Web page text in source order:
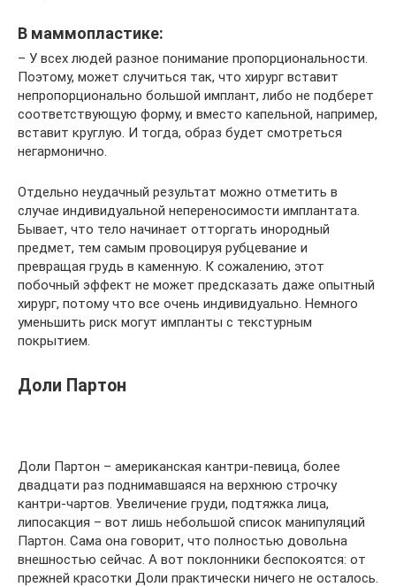
В маммопластике:
– У всех людей разное понимание пропорциональности.
Поэтому, может случиться так, что хирург вставит
непропорционально большой имплант, либо не подберет
соответствующую форму, и вместо капельной, например,
вставит круглую. И тогда, образ будет смотреться
негармонично.
Отдельно неудачный результат можно отметить в
случае индивидуальной непереносимости имплантата.
Бывает, что тело начинает отторгать инородный
предмет, тем самым провоцируя рубцевание и
превращая грудь в каменную. К сожалению, этот
побочный эффект не может предсказать даже опытный
хирург, потому что все очень индивидуально. Немного
уменьшить риск могут импланты с текстурным
покрытием.
Доли Партон
Доли Партон – американская кантри-певица, более
двадцати раз поднимавшаяся на верхнюю строчку
кантри-чартов. Увеличение груди, подтяжка лица,
липосакция – вот лишь небольшой список манипуляций
Партон. Сама она говорит, что полностью довольна
внешностью сейчас. А вот поклонники беспокоятся: от
прежней красотки Доли практически ничего не осталось.